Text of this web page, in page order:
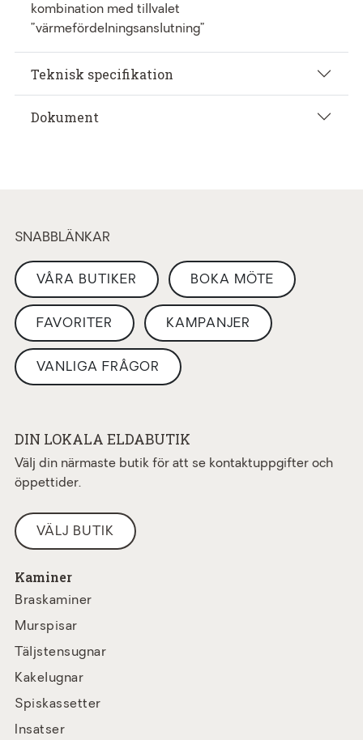
kombination med tillvalet
”värmefördelningsanslutning”
Teknisk specifikation
Dokument
SNABBLÄNKAR
VÅRA BUTIKER BOKA MÖTE
FAVORITER KAMPANJER
VANLIGA FRÅGOR
DIN LOKALA ELDABUTIK
Välj din närmaste butik för att se kontaktuppgifter och
öppettider.
VÄLJ BUTIK
Kaminer
Braskaminer
Murspisar
Täljstensugnar
Kakelugnar
Spiskassetter
Insatser